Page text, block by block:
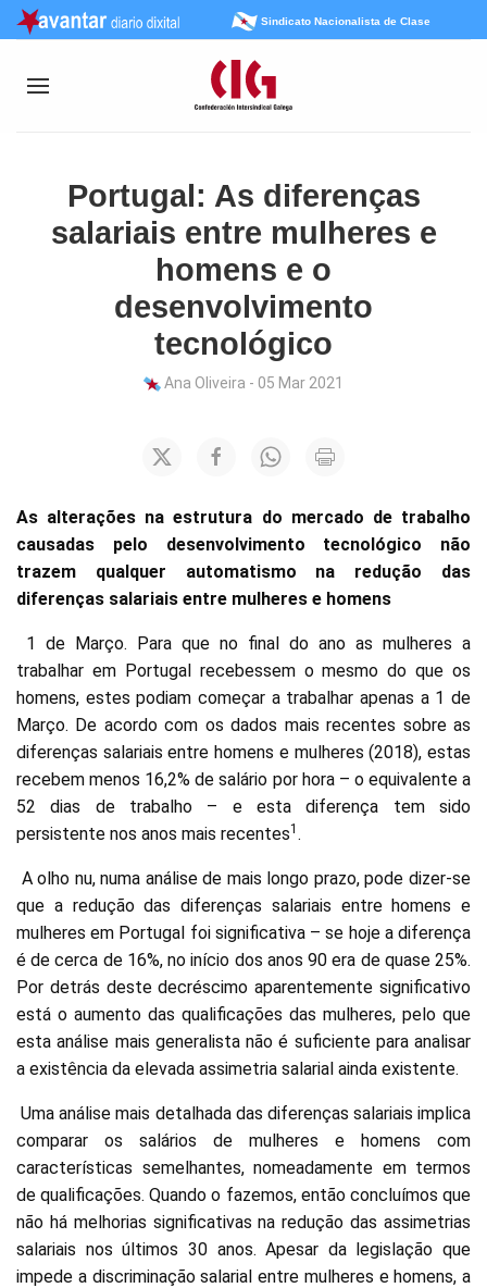
Sindicato Nacionalista de Clase
Portugal: As diferenças
salariais entre mulheres e
homens e o
desenvolvimento
tecnológico
Ana Oliveira - 05 Mar 2021
As alterações na estrutura do mercado de trabalho
causadas pelo desenvolvimento tecnológico não
trazem qualquer automatismo na redução das
diferenças salariais entre mulheres e homens
1 de Março. Para que no final do ano as mulheres a
trabalhar em Portugal recebessem o mesmo do que os
homens, estes podiam começar a trabalhar apenas a 1 de
Março. De acordo com os dados mais recentes sobre as
diferenças salariais entre homens e mulheres (2018), estas
recebem menos 16,2% de salário por hora – o equivalente a
52 dias de trabalho – e esta diferença tem sido
persistente nos anos mais recentes1 .
A olho nu, numa análise de mais longo prazo, pode dizer-se
que a redução das diferenças salariais entre homens e
mulheres em Portugal foi significativa – se hoje a diferença
é de cerca de 16%, no início dos anos 90 era de quase 25%.
Por detrás deste decréscimo aparentemente significativo
está o aumento das qualificações das mulheres, pelo que
esta análise mais generalista não é suficiente para analisar
a existência da elevada assimetria salarial ainda existente.
Uma análise mais detalhada das diferenças salariais implica
comparar os salários de mulheres e homens com
características semelhantes, nomeadamente em termos
de qualificações. Quando o fazemos, então concluímos que
não há melhorias significativas na redução das assimetrias
salariais nos últimos 30 anos. Apesar da legislação que
impede a discriminação salarial entre mulheres e homens, a